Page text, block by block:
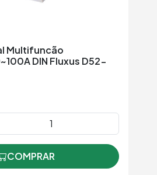
Multifuncão
DIN Fluxus D52-
COMPRAR